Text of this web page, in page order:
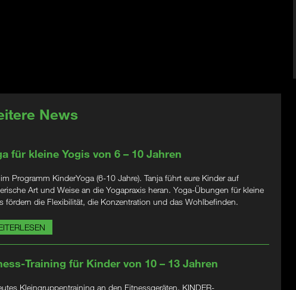
News
für kleine Yogis von 6 – 10 Jahren
Programm KinderYoga (6-10 Jahre). Tanja führt eure Kinder auf
Art und Weise an die Yogapraxis heran. Yoga-Übungen für kleine
fördern die Flexibilität, die Konzentration und das Wohlbefinden.
Training für Kinder von 10 – 13 Jahren
Kleingruppentraining an den Fitnessgeräten. KINDER-